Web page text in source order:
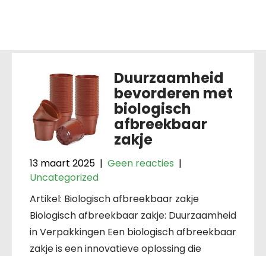
Duurzaamheid
bevorderen met
biologisch
afbreekbaar
zakje
13 maart 2025 | Geen reacties |
Uncategorized
Artikel: Biologisch afbreekbaar zakje
Biologisch afbreekbaar zakje: Duurzaamheid
in Verpakkingen Een biologisch afbreekbaar
zakje is een innovatieve oplossing die